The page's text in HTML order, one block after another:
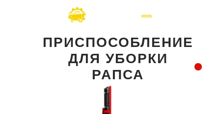
ПРИСПОСОБЛЕНИЕ
ДЛЯ УБОРКИ
РАПСА